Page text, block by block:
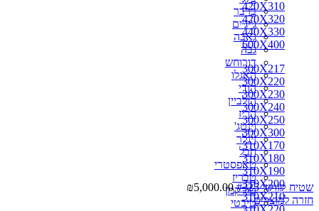
ברבר
ג'יג'ים
גאבה
גבה
דורוחש
האגלו
הודי
הולביין
הריז
וינטג'
זיגלר
חבל
טאפסטרי
טבריז
טורקמן
טיבטי
420X310
420X320
440X330
600X400
300X217
300X220
300X230
300X240
300X250
300X300
310X170
310X180
310X190
310X200
310X210
שטיח קווקזי #325 ₪5,000.00
חזרה למוצרים